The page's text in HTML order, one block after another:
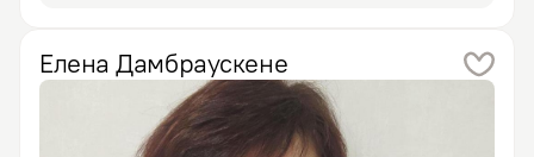
- Не можем договориться, всё время ругаемся,
но ничего не решается
- Мы либо ругаемся, либо…
Елена Дамбраускене